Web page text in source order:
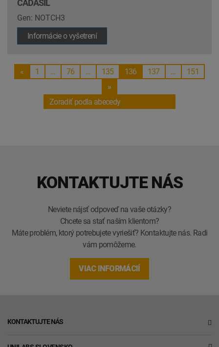
CADASIL
Gen: NOTCH3
Informácie o vyšetrení
« 1 … 76 … 135 136 137 …
151
»
Zoradiť podla abecedy
KONTAKTUJTE NÁS
Neviete nájsť odpoveď na vaše otázky?
Chcete sa stať naším klientom?
Máte problém, ktorý potrebujete vyriešiť? Kontaktujte nás. Radi
vám pomôžeme.
VIAC INFORMÁCIÍ
KONTAKTUJTE NÁS